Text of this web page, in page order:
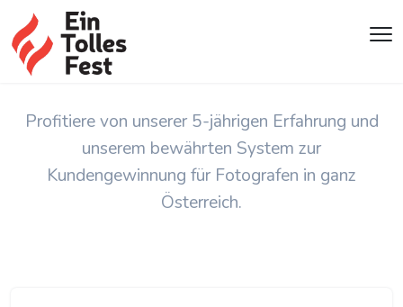
Warum sich über 500 Fotografen für
EinTollesFest entschieden haben
Profitiere von unserer 5-jährigen Erfahrung und
unserem bewährten System zur
Kundengewinnung für Fotografen in ganz
Österreich.